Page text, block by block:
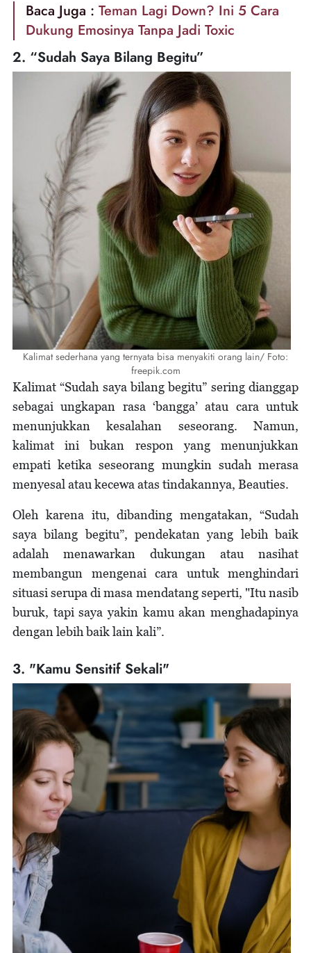
Baca Juga : Teman Lagi Down? Ini 5 Cara
Dukung Emosinya Tanpa Jadi Toxic
2. “Sudah Saya Bilang Begitu”
Kalimat sederhana yang ternyata bisa menyakiti orang lain/ Foto:
freepik.com
Kalimat “Sudah saya bilang begitu” sering dianggap
sebagai ungkapan rasa ‘bangga’ atau cara untuk
menunjukkan kesalahan seseorang. Namun,
kalimat ini bukan respon yang menunjukkan
empati ketika seseorang mungkin sudah merasa
menyesal atau kecewa atas tindakannya, Beauties.
Oleh karena itu, dibanding mengatakan, “Sudah
saya bilang begitu”, pendekatan yang lebih baik
adalah menawarkan dukungan atau nasihat
membangun mengenai cara untuk menghindari
situasi serupa di masa mendatang seperti, "Itu nasib
buruk, tapi saya yakin kamu akan menghadapinya
dengan lebih baik lain kali”.
3. "Kamu Sensitif Sekali"